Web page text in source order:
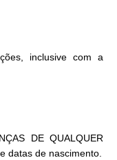
inclusive com a
DE QUALQUER
datas de nascimento.